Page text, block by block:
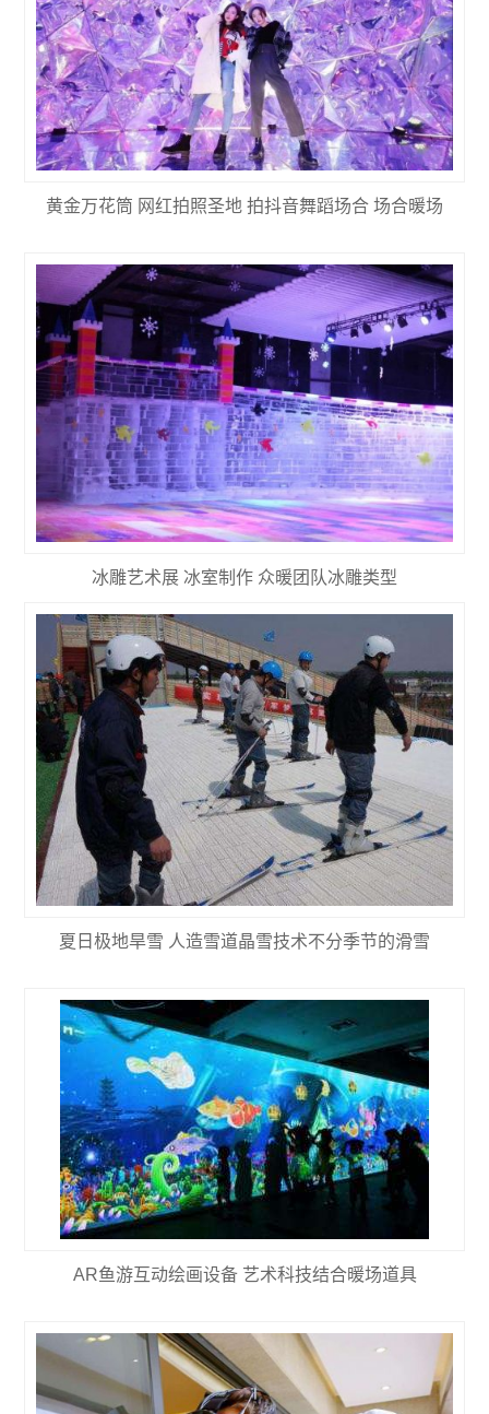
黄金万花筒 网红拍照圣地 拍抖音舞蹈场合 场合暖场
冰雕艺术展 冰室制作 众暖团队冰雕类型
夏日极地旱雪 人造雪道晶雪技术不分季节的滑雪
AR鱼游互动绘画设备 艺术科技结合暖场道具